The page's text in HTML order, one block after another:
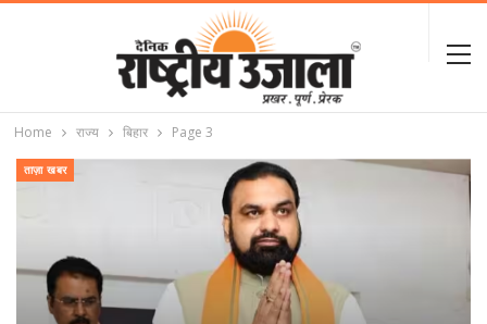
Home राज्य बिहार Page 3
ताज़ा खबर